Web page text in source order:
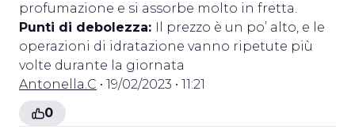
profumazione e si assorbe molto in fretta.
Punti di debolezza: Il prezzo è un po’ alto, e le
operazioni di idratazione vanno ripetute più
volte durante la giornata
Antonella.C • 19/02/2023 • 11:21
0